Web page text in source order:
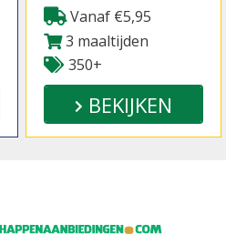
Vanaf €5,95
3 maaltijden
350+
BEKIJKEN